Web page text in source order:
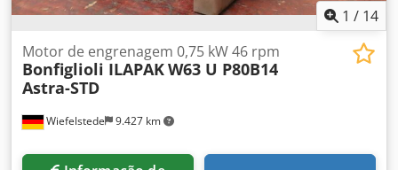
1 / 14
Wiefelstede 9.427 km
Motor de engrenagem 0,75 kW 46 rpm
Bonfiglioli ILAPAKW63 U P80B14
Astra-STD